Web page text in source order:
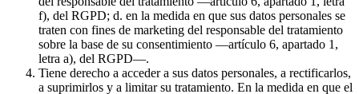
f), del RGPD; d. en la medida en que sus datos personales se
traten con fines de marketing del responsable del tratamiento
sobre la base de su consentimiento —artículo 6, apartado 1,
letra a), del RGPD—.
Tiene derecho a acceder a sus datos personales, a rectificarlos,
a suprimirlos y a limitar su tratamiento. En la medida en que el